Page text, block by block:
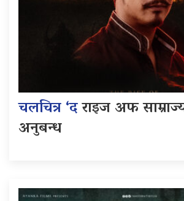
चलचित्र ‘दराइज अफ
अनुबन्ध